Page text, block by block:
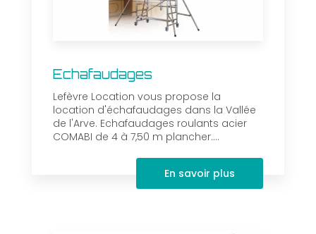
Echafaudages
Lefèvre Location vous propose la
location d'échafaudages dans la Vallée
de l'Arve. Echafaudages roulants acier
COMABI de 4 à 7,50 m plancher....
En savoir plus